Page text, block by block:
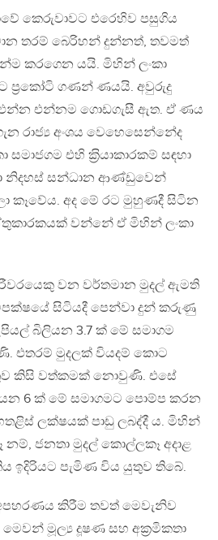
කෙරුවාවට එරෙහිව පසුගිය
තරම් බෙරිහන් දුන්නත්, තවමත්
කරගෙන යයි. මිහින් ලංකා
ප‍්‍රකෝටි ගණන් ණයයි. අවුරුදු
එන්නම ගොඩගැසී ඇත. ඒ ණය
රාජ්‍ය අංශය වෙහෙසෙන්නේද
එහි ක‍්‍රියාකාරකම් සඳහා
නිදහස් සන්ධාන ආණ්ඩුවෙන්
අද මේ රට මුහුණදී සිටින
වන්නේ ඒ මිහින් ලංකා
වන වර්තමාන මුදල් ඇමති
සිටියදී පෙන්වා දුන් කරුණු
බිලියන 3.7 ක් මේ සමාගම
එතරම් මුදලක් වියදම් කොට
කිසි වත්කමක් නොවුණි. එසේ
6 ක් මේ සමාගමට පොම්ප කරන
ලක්ෂයක් පාඩු ලබද්දී ය. මිහින්
නම්, ජනතා මුදල් කොල්ලකෑ අදාළ
ඉදිරියට පැමිණ විය යුතුව තිබේ.
කිරීම තවත් මෙවැනිව
මූල්‍ය දූෂණ සහ අක‍්‍රමිකතා